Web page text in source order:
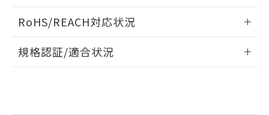
A: 200mm以上、B: 120mm以上
検出物体の大きさと材質による影響
ドすることができます。
ログイン/会員登録
RoHS/REACH対応状況
EU RoHS 注意事項・凡例
規格認証/適合状況